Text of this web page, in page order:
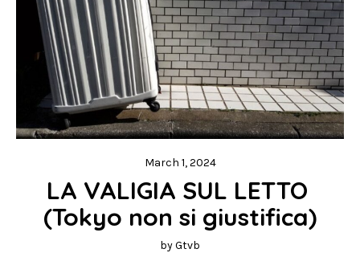
March 1, 2024
LA VALIGIA SUL LETTO
(Tokyo non si giustifica)
byGtvb